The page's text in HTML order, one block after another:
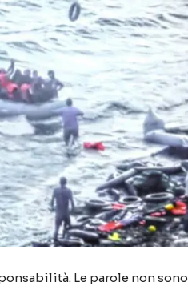
Le parole non sono